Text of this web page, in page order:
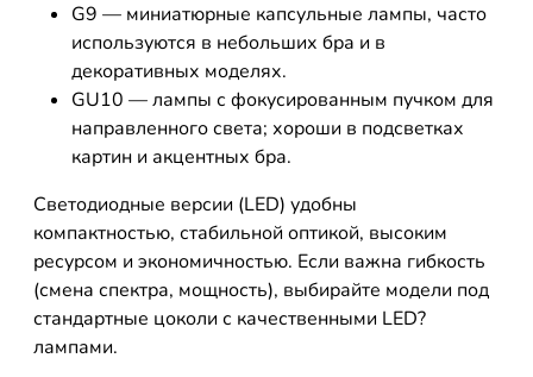
G9 — миниатюрные капсульные лампы, часто
используются в небольших бра и в
декоративных моделях.
GU10 — лампы с фокусированным пучком для
направленного света; хороши в подсветках
картин и акцентных бра.
Светодиодные версии (LED) удобны
компактностью, стабильной оптикой, высоким
ресурсом и экономичностью. Если важна гибкость
(смена спектра, мощность), выбирайте модели под
стандартные цоколи с качественными LED?
лампами.